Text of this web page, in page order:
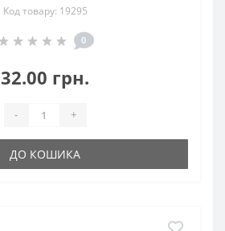
Код товару: 19295
0
32.00 грн.
- +
ДО КОШИКА